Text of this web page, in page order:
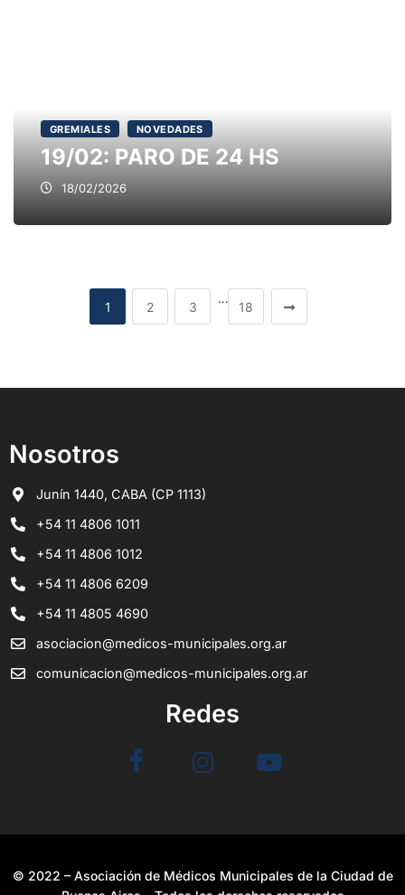
GREMIALES NOVEDADES
19/02: PARO DE 24 HS
18/02/2026
1 2 3
…
18
Nosotros
Junín 1440, CABA (CP 1113)
+54 11 4806 1011
+54 11 4806 1012
+54 11 4806 6209
+54 11 4805 4690
asociacion@medicos-municipales.org.ar
comunicacion@medicos-municipales.org.ar
Redes
© 2022 – Asociación de Médicos Municipales de la Ciudad de